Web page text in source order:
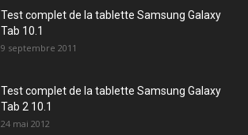
Test complet de la tablette Samsung Galaxy
Tab 10.1
9 septembre 2011
Test complet de la tablette Samsung Galaxy
Tab 2 10.1
24 mai 2012